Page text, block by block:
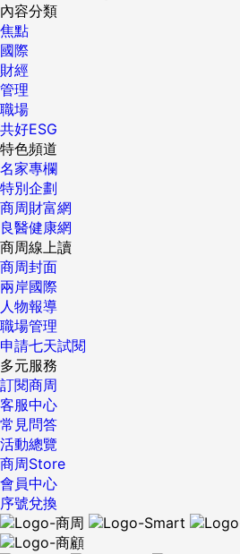
內容分類
焦點
國際
財經
管理
職場
共好ESG
特色頻道
名家專欄
特別企劃
商周財富網
良醫健康網
商周線上讀
商周封面
兩岸國際
人物報導
職場管理
申請七天試閱
多元服務
訂閱商周
客服中心
常見問答
活動總覽
商周Store
會員中心
序號兌換